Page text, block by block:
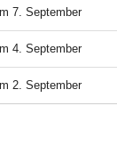
7. September
4. September
2. September